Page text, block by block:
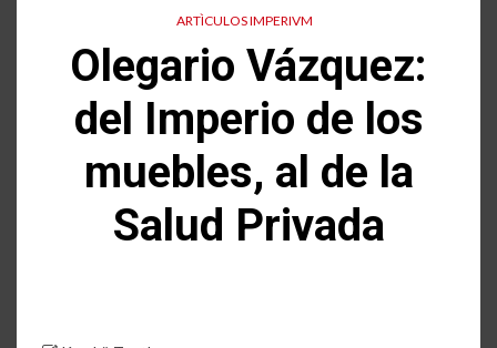
ARTÌCULOS IMPERIVM
Olegario Vázquez:
del Imperio de los
muebles, al de la
Salud Privada